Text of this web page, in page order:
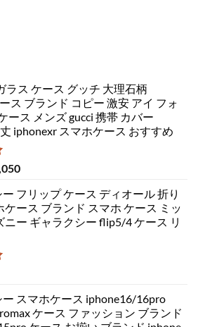
ラス ケース グッチ 大理石柄
ス ブランド コピー 激安 アイ フォ
ース メンズ gucci 携帯 カバー
iphonexr スマホケース おすすめ
現
の
価
格
フリップ ケース ディオール 折り
ケース ブランド スマホ ケース ミッ
ニー ギャラクシー flip5/4 ケース リ
ー スマホケース iphone16/16pro
ケース ファッション ブランド